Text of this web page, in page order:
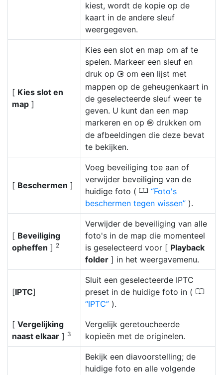
kiest, wordt de kopie op de
kaart in de andere sleuf
weergegeven.
[ Kies slot en
map ]
Kies een slot en map om af te
spelen. Markeer een sleuf en
druk op 2 om een lijst met
mappen op de geheugenkaart in
de geselecteerde sleuf weer te
geven. U kunt dan een map
markeren en op J drukken om
de afbeeldingen die deze bevat
te bekijken.
[ Beschermen ]
Voeg beveiliging toe aan of
verwijder beveiliging van de
huidige foto ( 0 Foto's
beschermen tegen wissen ).
[ Beveiliging
opheffen ] 2
Verwijder de beveiliging van alle
foto's in de map die momenteel
is geselecteerd voor [ Playback
folder ] in het weergavemenu.
[IPTC]
Sluit een geselecteerde IPTC
preset in de huidige foto in ( 0
IPTC ).
[ Vergelijking
naast elkaar ] 3
Vergelijk geretoucheerde
kopieën met de originelen.
Bekijk een diavoorstelling; de
huidige foto en alle volgende